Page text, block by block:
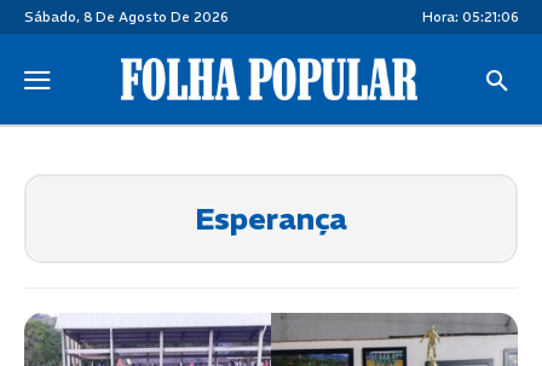
Sábado, 8 De Agosto De 2026 Hora: 05:21:06
Esperança